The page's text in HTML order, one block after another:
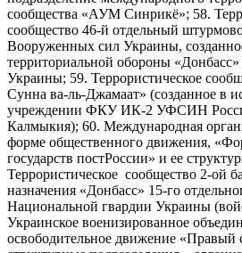
сообщества «АУМ Синрикё»; 58.
сообщество 46-й отдельный
Вооруженных сил Украины,
территориальной обороны
Украины; 59. Террористическое
Сунна ва-ль-Джамаат» (созданное в
учреждении ФКУ ИК-2 УФСИН
Калмыкия); 60. Международная
форме общественного движения,
государств постРоссии» и ее
Террористическое сообщество 2-ой
назначения «Донбасс» 15-го
Национальной гвардии Украины
Украинское военизированное
освободительное движение «Правый